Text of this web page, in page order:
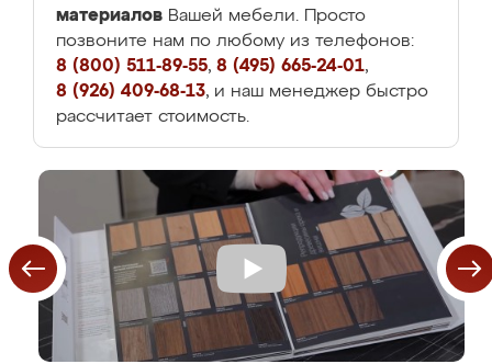
материалов Вашей мебели. Просто
позвоните нам по любому из телефонов:
8 (800) 511-89-55, 8 (495) 665-24-01,
8 (926) 409-68-13, и наш менеджер быстро
рассчитает стоимость.